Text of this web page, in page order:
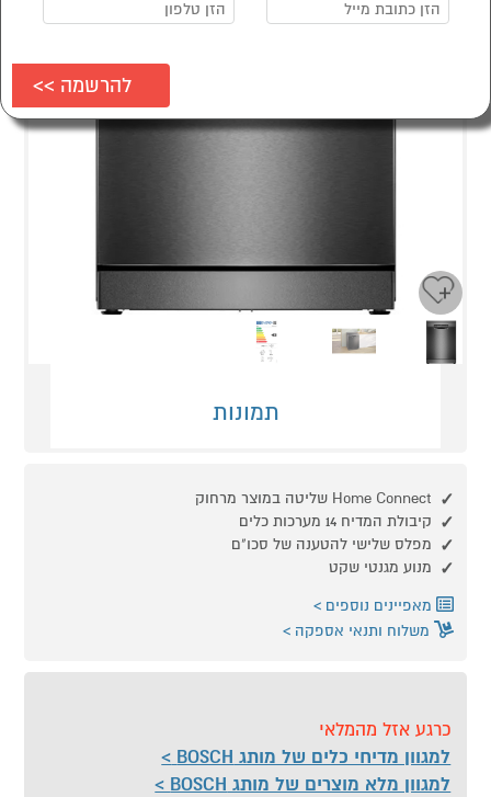
תמונות
Home Connect שליטה במוצר מרחוק
קיבולת המדיח 14 מערכות כלים
מפלס שלישי להטענה של סכו"ם
מנוע מגנטי שקט
מאפיינים נוספים
משלוח ותנאי אספקה
כרגע אזל מהמלאי
למגוון מדיחי כלים של מותג BOSCH
למגוון מלא מוצרים של מותג BOSCH